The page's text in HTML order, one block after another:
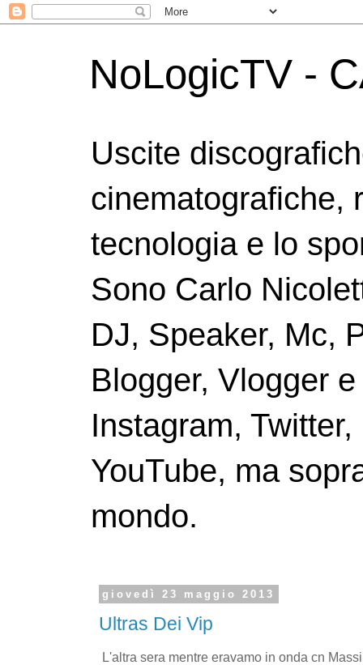
NoLogicTV -
Uscite
cinematografiche,
tecnologia e lo
Sono Carlo
DJ, Speaker, Mc,
Blogger, Vlogger
Instagram,
YouTube, ma
mondo.
giovedì 23 maggio 2013
Ultras Dei Vip
L'altra sera mentre eravamo in onda cn